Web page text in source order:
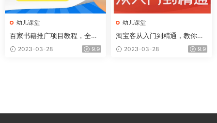
幼儿课堂
百家书籍推广项目教程，全网
最高单价自媒体玩法【视频课
程】
2023-03-28 9.9
幼儿课堂
淘宝客从入门到精通，教你做
一个赚钱的淘宝客
2023-03-28 9.9